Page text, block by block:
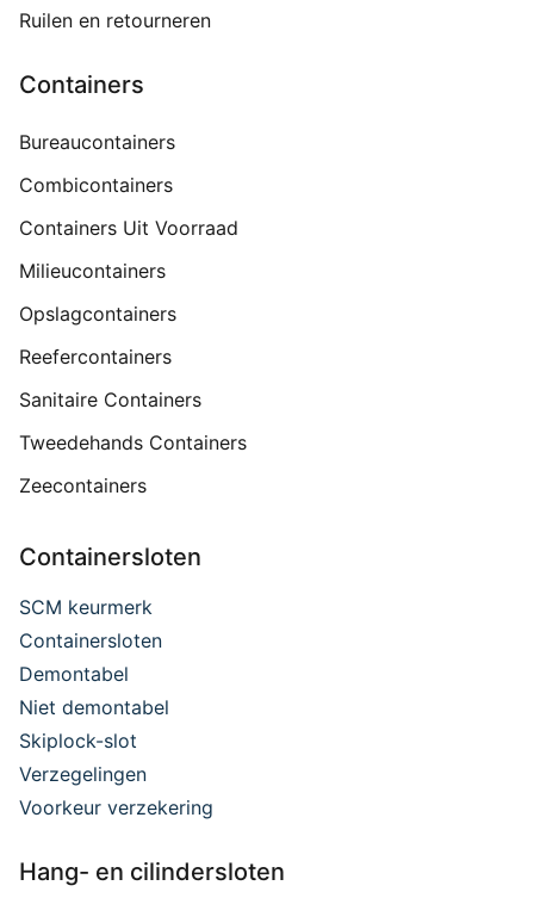
Ruilen en retourneren
Containers
Bureaucontainers
Combicontainers
Containers Uit Voorraad
Milieucontainers
Opslagcontainers
Reefercontainers
Sanitaire Containers
Tweedehands Containers
Zeecontainers
Containersloten
SCM keurmerk
Containersloten
Demontabel
Niet demontabel
Skiplock-slot
Verzegelingen
Voorkeur verzekering
Hang- en cilindersloten